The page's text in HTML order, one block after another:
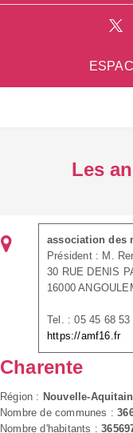
Les
association des
Président : M.
30 RUE DENIS
16000
Tel. : 05 45 68 53
https://amf16.fr
Charente
Région : Nouvelle-
Nombre de communes :
Nombre d'habitants :